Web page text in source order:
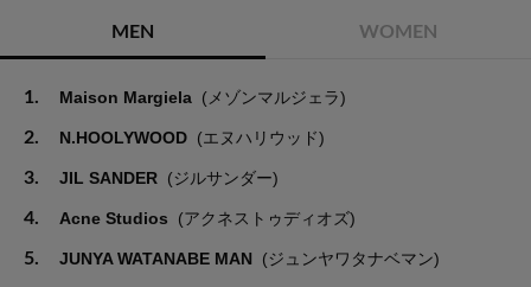
MEN WOMEN
1. Maison Margiela (メゾンマルジェラ)
2. N.HOOLYWOOD (エヌハリウッド)
3. JIL SANDER (ジルサンダー)
4. Acne Studios (アクネストゥディオズ)
5. JUNYA WATANABE MAN (ジュンヤワタナベマン)